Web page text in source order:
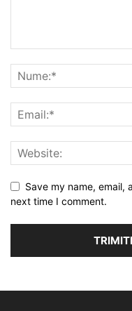
Save my name, email,
next time I comment.